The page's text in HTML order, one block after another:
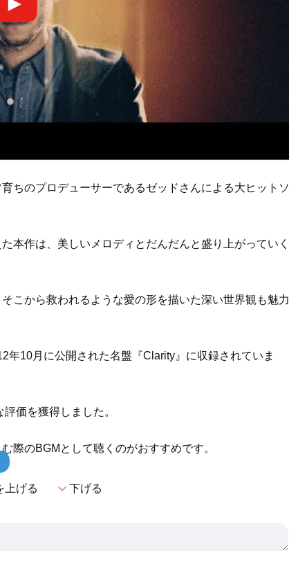
ちのプロデューサーであるゼッドさんによる大ヒットソ
本作は、美しいメロディとだんだんと盛り上がっていく
こから救われるような愛の形を描いた深い世界観も魅力
10月に公開された名盤『Clarity』に収録されていま
価を獲得しました。
際のBGMとして聴くのがおすすめです。
上げる expand_more下げる